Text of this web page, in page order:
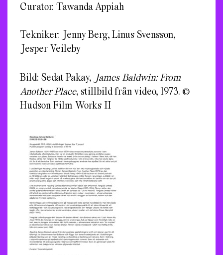
Curator: Tawanda Appiah
Tekniker: Jenny Berg, Linus Svensson,
Jesper Veileby
Bild: Sedat Pakay, James Baldwin: From
Another Place, stillbild från video, 1973. ©
Hudson Film Works II